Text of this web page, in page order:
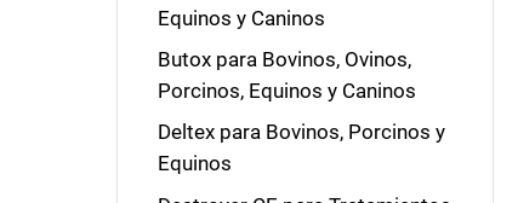
Equinos y Caninos
Butox para Bovinos, Ovinos,
Porcinos, Equinos y Caninos
Deltex para Bovinos, Porcinos y
Equinos